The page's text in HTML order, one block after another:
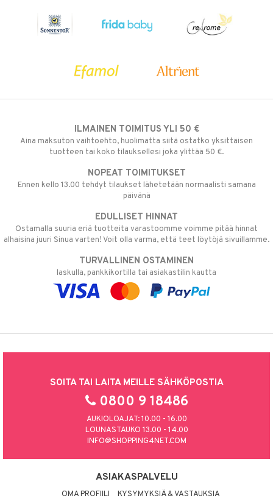
ILMAINEN TOIMITUS YLI 50 €
Aina maksuton vaihtoehto, huolimatta siitä ostatko yksittäisen
tuotteen tai koko tilauksellesi joka ylittää 50 €.
NOPEAT TOIMITUKSET
Ennen kello 13.00 tehdyt tilaukset lähetetään normaalisti samana
päivänä
EDULLISET HINNAT
Ostamalla suuria eriä tuotteita varastoomme voimme pitää hinnat
alhaisina juuri Sinua varten! Voit olla varma, että teet löytöjä sivuillamme.
TURVALLINEN OSTAMINEN
laskulla, pankkikortilla tai asiakastilin kautta
SOITA TAI LAITA MEILLE SÄHKÖPOSTIA
0800 9 18486
AUKIOLOAJAT: 10.00 - 16.00
LOUNASTAUKO 13.00 - 14.00
INFO@SHOPPING4NET.COM
ASIAKASPALVELU
OMA PROFIILI KYSYMYKSIÄ & VASTAUKSIA